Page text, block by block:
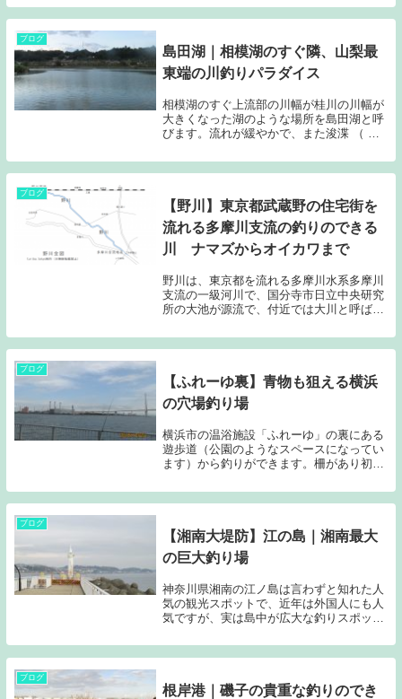
営業期間2019年10月9日（水）から2020年
5月6日（水）まで、プール内...
ブログ
島田湖｜相模湖のすぐ隣、山梨最
東端の川釣りパラダイス
相模湖のすぐ上流部の川幅が桂川の川幅が
大きくなった湖のような場所を島田湖と呼
びます。流れが緩やかで、また浚渫 （ し
除くこと。 ）が頻繁に行われているため、
水深が深く、また上流部は桂川の渓流、下
ブログ
【野川】東京都武蔵野の住宅街を
流れる多摩川支流の釣りのできる
川 ナマズからオイカワまで
野川は、東京都を流れる多摩川水系多摩川
支流の一級河川で、国分寺市日立中央研究
所の大池が源流で、付近では大川と呼ばれ
三鷹市、狛江市、世田谷区に流域が広がる
全長約20Kmの小河川で、双子多摩川付近
マズヤオイカワ、カワムツなどが対象魚と
なります。
ブログ
【ふれーゆ裏】青物も狙える横浜
の穴場釣り場
横浜市の温浴施設「ふれーゆ」の裏にある
遊歩道（公園のようなスペースになってい
ます）から釣りができます。柵があり初心
回遊もあり、本格的なルアーマンやヘチ釣
り師も多くいます。
ブログ
【湘南大堤防】江の島｜湘南最大
の巨大釣り場
神奈川県湘南の江ノ島は言わずと知れた人
気の観光スポットで、近年は外国人にも人
気ですが、実は島中が広大な釣りスポット
場から一番近い、湘南大堤防についてご紹
介です
ブログ
根岸港｜磯子の貴重な釣りのでき